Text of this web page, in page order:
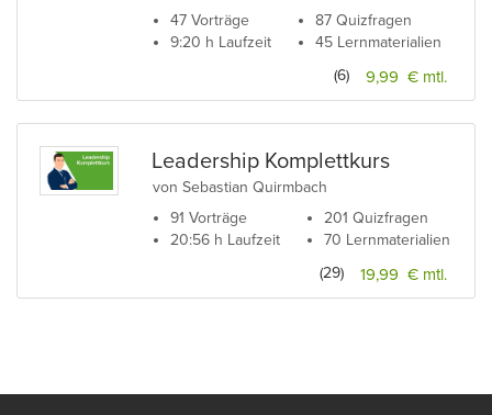
47 Vorträge
9:20 h Laufzeit
87 Quizfragen
45 Lernmaterialien
9,99 € mtl.
(6)
Leadership Komplettkurs
von Sebastian Quirmbach
91 Vorträge
20:56 h Laufzeit
201 Quizfragen
70 Lernmaterialien
19,99 € mtl.
(29)